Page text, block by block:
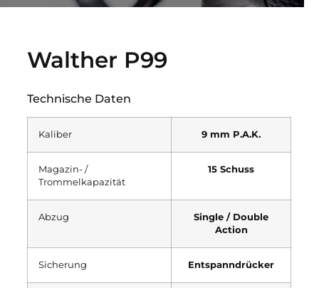
Walther P99
Technische Daten
Kaliber 9 mm P.A.K.
Magazin- /
Trommelkapazität
15 Schuss
Abzug
Single / Double
Action
Sicherung Entspanndrücker